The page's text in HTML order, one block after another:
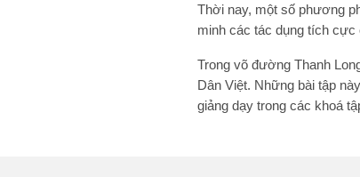
Thời nay, một số phương
minh các tác dụng tích cực
Trong võ đường Thanh
Dân Việt. Những bài tập
giảng dạy trong các khoá